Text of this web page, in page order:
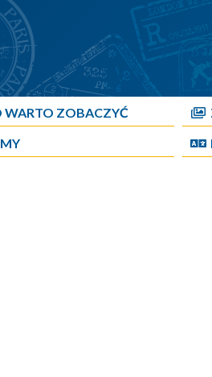
WARTO ZOBACZYĆ